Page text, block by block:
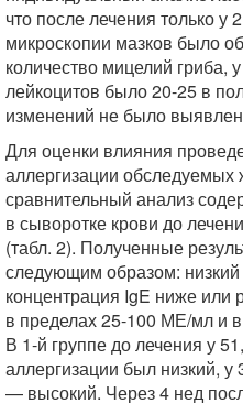
что после лечения только
микроскопии мазков было
количество мицелий гриба,
лейкоцитов было 20-25 в
изменений не было
Для оценки влияния
аллергизации
сравнительный анализ
в сыворотке крови до
(табл. 2). Полученные
следующим образом:
концентрация IgE ниже
в пределах 25-100 МЕ/мл
В 1-й группе до лечения у
аллергизации был низкий,
— высокий. Через 4 нед